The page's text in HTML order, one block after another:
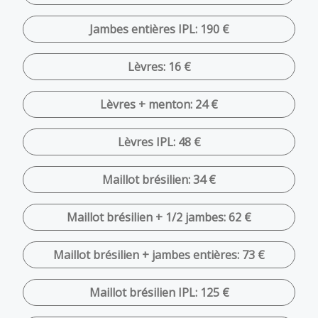
Jambes entières IPL: 190 €
Lèvres: 16 €
Lèvres + menton: 24 €
Lèvres IPL: 48 €
Maillot brésilien: 34 €
Maillot brésilien + 1/2 jambes: 62 €
Maillot brésilien + jambes entières: 73 €
Maillot brésilien IPL: 125 €